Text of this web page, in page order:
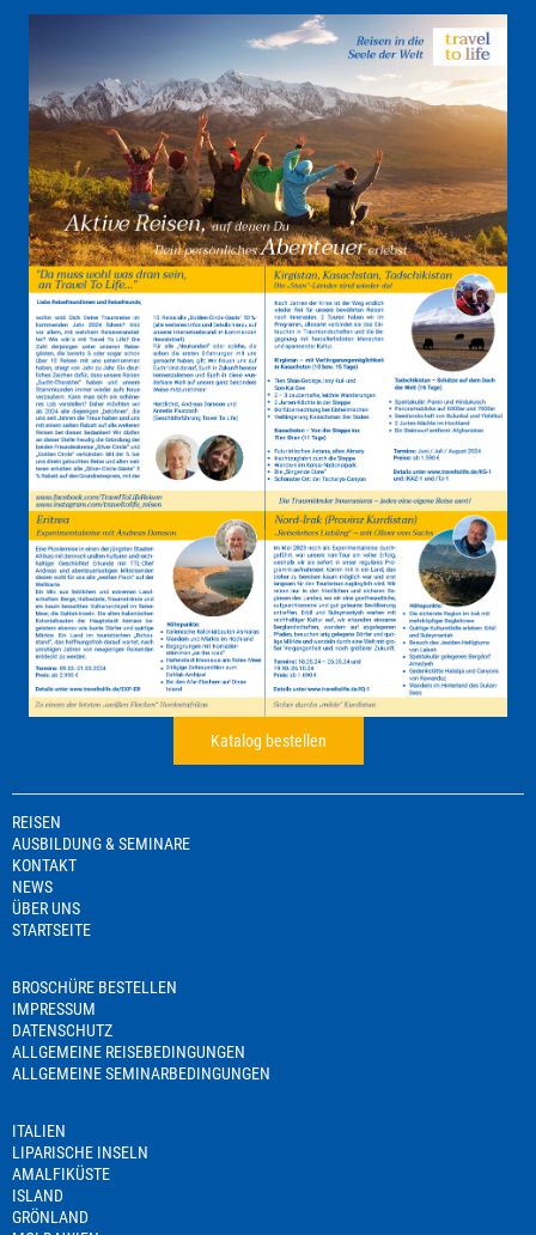
Katalog bestellen
REISEN
AUSBILDUNG & SEMINARE
KONTAKT
NEWS
ÜBER UNS
STARTSEITE
BROSCHÜRE BESTELLEN
IMPRESSUM
DATENSCHUTZ
ALLGEMEINE REISEBEDINGUNGEN
ALLGEMEINE SEMINARBEDINGUNGEN
ITALIEN
LIPARISCHE INSELN
AMALFIKÜSTE
ISLAND
GRÖNLAND